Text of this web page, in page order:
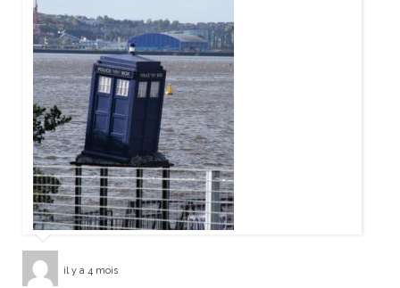
il y a 4 mois